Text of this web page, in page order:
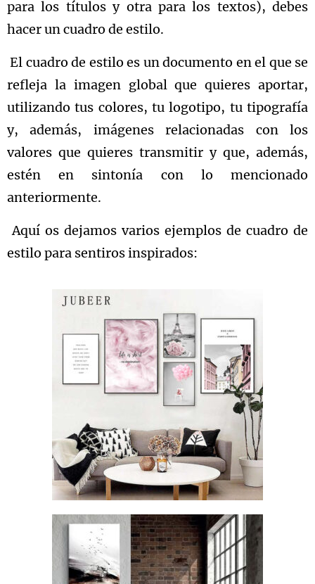
para los títulos y otra para los textos), debes
hacer un cuadro de estilo.
El cuadro de estilo es un documento en el que se
refleja la imagen global que quieres aportar,
utilizando tus colores, tu logotipo, tu tipografía
y, además, imágenes relacionadas con los
valores que quieres transmitir y que, además,
estén en sintonía con lo mencionado
anteriormente.
Aquí os dejamos varios ejemplos de cuadro de
estilo para sentiros inspirados: